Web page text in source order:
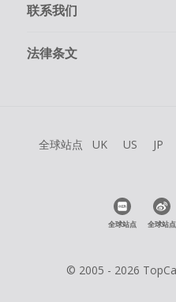
联系我们
法律条文
全球站点 UK US JP
全球站点 全球站点
© 2005 - 2026